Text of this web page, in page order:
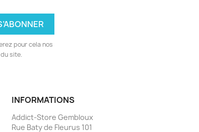
pour cela nos
site.
INFORMATIONS
Addict-Store Gembloux
Rue Baty de Fleurus 101